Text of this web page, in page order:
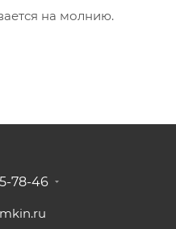
на молнию.
78-46